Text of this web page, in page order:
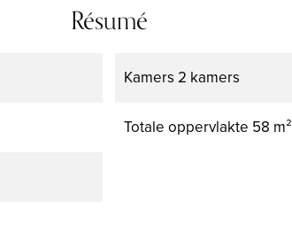
Résumé
Kamers 2 kamers
Totale oppervlakte 58 m²